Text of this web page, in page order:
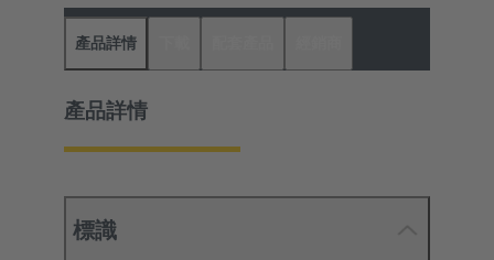
產品詳情
產品詳情
標識